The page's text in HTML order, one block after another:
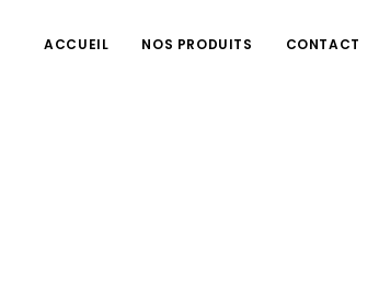
ACCUEIL NOS PRODUITS CONTACT